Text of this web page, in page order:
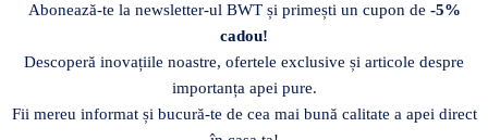
Abonează-te la newsletter-ul BWT și primești un cupon de -5%
cadou!
Descoperă inovațiile noastre, ofertele exclusive și articole despre
importanța apei pure.
Fii mereu informat și bucură-te de cea mai bună calitate a apei direct